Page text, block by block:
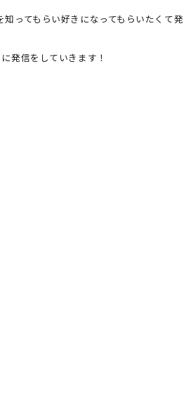
ってもらい好きになってもらいたくて発
発信をしていきます！